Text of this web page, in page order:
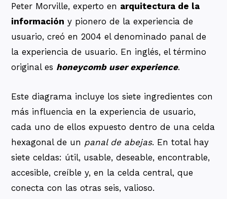
Peter Morville, experto en arquitectura de la
información y pionero de la experiencia de
usuario, creó en 2004 el denominado panal de
la experiencia de usuario. En inglés, el término
original es honeycomb user experience.
Este diagrama incluye los siete ingredientes con
más influencia en la experiencia de usuario,
cada uno de ellos expuesto dentro de una celda
hexagonal de un panal de abejas. En total hay
siete celdas: útil, usable, deseable, encontrable,
accesible, creíble y, en la celda central, que
conecta con las otras seis, valioso.